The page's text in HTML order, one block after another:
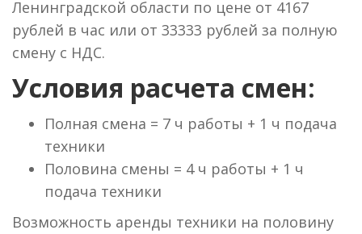
Ленинградской области по цене от 4167
рублей в час или от 33333 рублей за полную
смену с НДС.
Условия расчета смен:
Полная смена = 7 ч работы + 1 ч подача
техники
Половина смены = 4 ч работы + 1 ч
подача техники
Возможность аренды техники на половину